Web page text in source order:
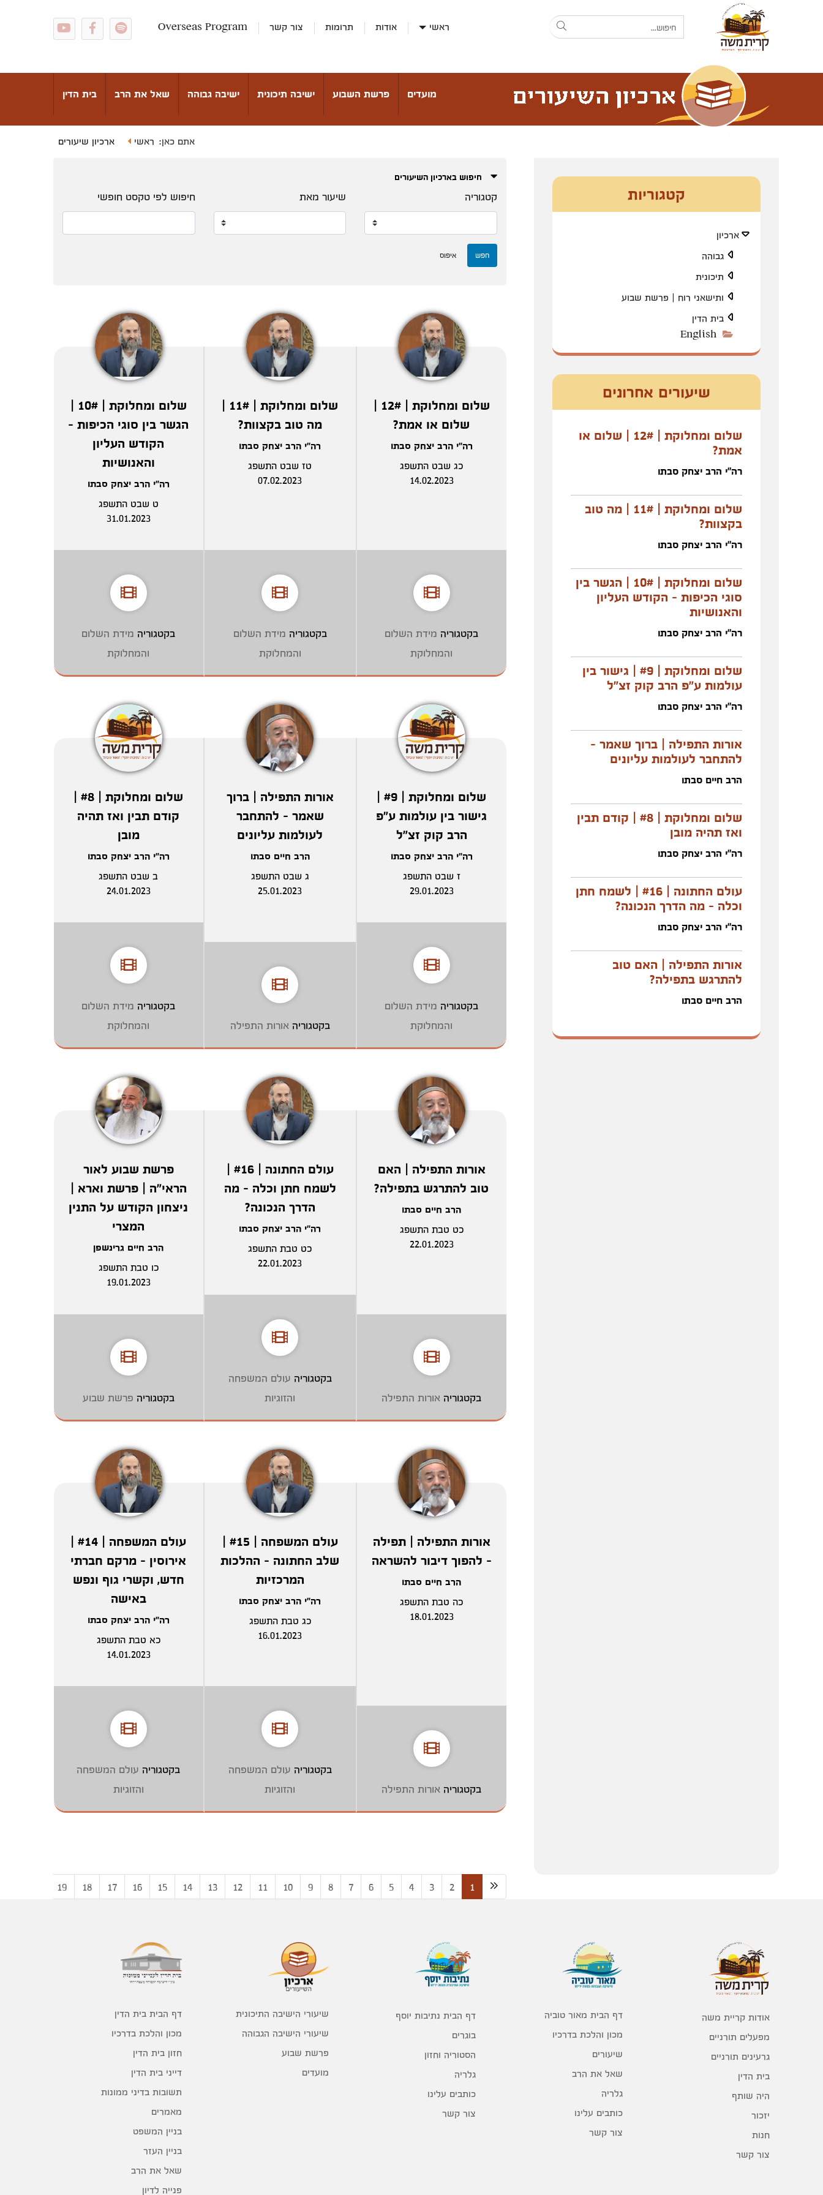
ראשי אודות תרומות צור קשר Overseas Program
מועדים פרשת השבוע ישיבה תיכונית ישיבה גבוהה שאל את הרב בית הדין
אתם כאן: ראשי ארכיון שיעורים
חיפוש בארכיון השיעורים
קטגוריה שיעור מאת חיפוש לפי טקסט חופשי
חפש איפוס
שלום ומחלוקת | 12# |
שלום או אמת?
רה"י הרב יצחק סבתו
כג שבט התשפג
14.02.2023
בקטגוריה מידת השלום
והמחלוקת
שלום ומחלוקת | 11# |
מה טוב בקצוות?
רה"י הרב יצחק סבתו
טז שבט התשפג
07.02.2023
בקטגוריה מידת השלום
והמחלוקת
שלום ומחלוקת | 10# |
הגשר בין סוגי הכיפות -
הקודש העליון
והאנושיות
רה"י הרב יצחק סבתו
ט שבט התשפג
31.01.2023
בקטגוריה מידת השלום
והמחלוקת
שלום ומחלוקת | #9 |
גישור בין עולמות ע"פ
הרב קוק זצ"ל
רה"י הרב יצחק סבתו
ז שבט התשפג
29.01.2023
בקטגוריה מידת השלום
והמחלוקת
אורות התפילה | ברוך
שאמר - להתחבר
לעולמות עליונים
הרב חיים סבתו
ג שבט התשפג
25.01.2023
בקטגוריהאורות התפילה
שלום ומחלוקת | #8 |
קודם תבין ואז תהיה
מובן
רה"י הרב יצחק סבתו
ב שבט התשפג
24.01.2023
בקטגוריה מידת השלום
והמחלוקת
אורות התפילה | האם
טוב להתרגש בתפילה?
הרב חיים סבתו
כט טבת התשפג
22.01.2023
בקטגוריה אורות התפילה
עולם החתונה | #16 |
לשמח חתן וכלה - מה
הדרך הנכונה?
רה"י הרב יצחק סבתו
כט טבת התשפג
22.01.2023
בקטגוריה עולם המשפחה
והזוגיות
פרשת שבוע לאור
הראי"ה | פרשת וארא |
ניצחון הקודש על התנין
המצרי
הרב חיים גרינשפן
כו טבת התשפג
19.01.2023
בקטגוריה פרשת שבוע
אורות התפילה | תפילה
- להפוך דיבור להשראה
הרב חיים סבתו
כה טבת התשפג
18.01.2023
בקטגוריה אורות התפילה
עולם המשפחה | #15 |
שלב החתונה - ההלכות
המרכזיות
רה"י הרב יצחק סבתו
כג טבת התשפג
16.01.2023
בקטגוריה עולם המשפחה
והזוגיות
עולם המשפחה | #14 |
אירוסין - מרקם חברתי
חדש, וקשרי גוף ונפש
באישה
רה"י הרב יצחק סבתו
כא טבת התשפג
14.01.2023
בקטגוריה עולם המשפחה
והזוגיות
1
2
3
4
5
6
7
8
9
10
11
12
13
14
15
16
17
18
19
קטגוריות
ארכיון
גבוהה
תיכונית
ותישאני רוח | פרשת שבוע
בית הדין
English
שיעורים אחרונים
שלום ומחלוקת | 12# | שלום או
אמת?
רה"י הרב יצחק סבתו
שלום ומחלוקת | 11# | מה טוב
בקצוות?
רה"י הרב יצחק סבתו
שלום ומחלוקת | 10# | הגשר בין
סוגי הכיפות - הקודש העליון
והאנושיות
רה"י הרב יצחק סבתו
שלום ומחלוקת | #9 | גישור בין
עולמות ע"פ הרב קוק זצ"ל
רה"י הרב יצחק סבתו
אורות התפילה | ברוך שאמר -
להתחבר לעולמות עליונים
הרב חיים סבתו
שלום ומחלוקת | #8 | קודם תבין
ואז תהיה מובן
רה"י הרב יצחק סבתו
עולם החתונה | #16 | לשמח חתן
וכלה - מה הדרך הנכונה?
רה"י הרב יצחק סבתו
אורות התפילה | האם טוב
להתרגש בתפילה?
הרב חיים סבתו
אודות קריית משה
מפעלים תורניים
גרעינים תורניים
בית הדין
היה שותף
יזכור
חנות
צור קשר
דף הבית מאור טוביה
מכון והלכת בדרכיו
שיעורים
שאל את הרב
גלריה
כותבים עלינו
צור קשר
דף הבית נתיבות יוסף
בוגרים
הסטוריה וחזון
גלריה
כותבים עלינו
צור קשר
שיעורי הישיבה התיכונית
שיעורי הישיבה הגבוהה
פרשת שבוע
מועדים
דף הבית בית הדין
מכון והלכת בדרכיו
חזון בית הדין
דייני בית הדין
תשובות בדיני ממונות
מאמרים
בניין המשפט
בניין העזר
שאל את הרב
פנייה לדיון